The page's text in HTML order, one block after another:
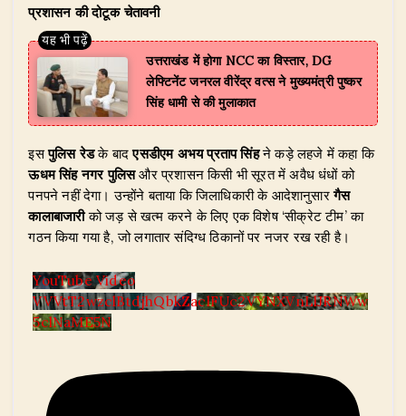
प्रशासन की दोटूक चेतावनी
उत्तराखंड में होगा NCC का विस्तार, DG
लेफ्टिनेंट जनरल वीरेंद्र वत्स ने मुख्यमंत्री पुष्कर
सिंह धामी से की मुलाकात
इसपुलिस रेडके बादएसडीएम अभय प्रताप सिंहने कड़े लहजे में कहा कि
ऊधम सिंह नगर पुलिसऔर प्रशासन किसी भी सूरत में अवैध धंधों को
पनपने नहीं देगा। उन्होंने बताया कि जिलाधिकारी के आदेशानुसारगैस
कालाबाजारीको जड़ से खत्म करने के लिए एक विशेष ‘सीक्रेट टीम’ का
गठन किया गया है, जो लगातार संदिग्ध ठिकानों पर नजर रख रही है।
YouTube Video
VVVtT2wzclBtdjhQbkZaclFUc2VYNXVnLlJRNWw
5clNaME5N